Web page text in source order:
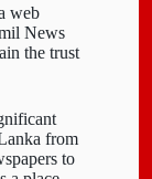
web
News
the trust
from
to